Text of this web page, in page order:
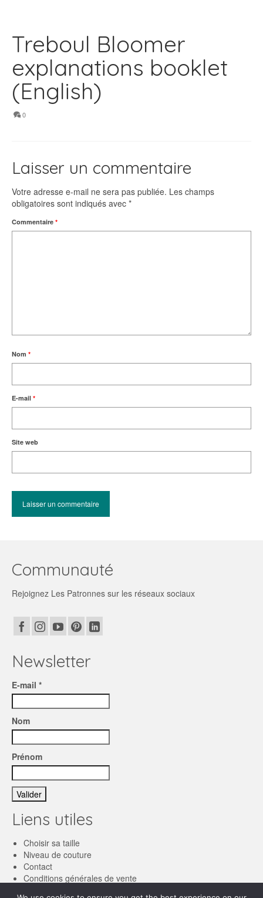
Treboul Bloomer
explanations booklet
(English)
0
Laisser un commentaire
Votre adresse e-mail ne sera pas publiée. Les champs
obligatoires sont indiqués avec *
Commentaire *
Nom *
E-mail *
Site web
Communauté
Rejoignez Les Patronnes sur les réseaux sociaux
Newsletter
E-mail *
Nom
Prénom
Liens utiles
Choisir sa taille
Niveau de couture
Contact
Conditions générales de vente